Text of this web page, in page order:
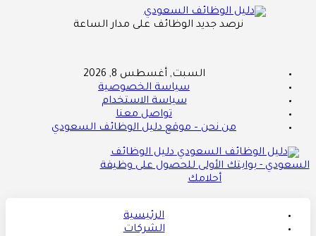
نرصد جديد الوظائف على مدار الساعة
السبت, أغسطس 8, 2026
سياسة الخصوصية
سياسة الاستخدام
تواصل معنا
من نحن – موقع دليل الوظائف السعودي
دليل الوظائف
السعودي - بوابتك الأولى للحصول على وظيفة
أحلامك
الرئيسية
الشركات